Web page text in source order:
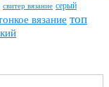
свитер вязание серый
вязание топ